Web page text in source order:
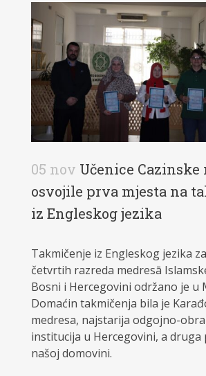
05 nov Učenice Cazinske
osvojile prva mjesta na
iz Engleskog jezika
Takmičenje iz Engleskog jezika
četvrtih razreda medresā
Bosni i Hercegovini održano je u
Domaćin takmičenja bila je
medresa, najstarija odgojno-
institucija u Hercegovini, a druga
našoj domovini.